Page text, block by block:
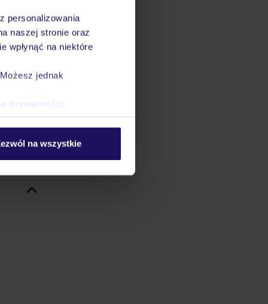
personalizowania
naszej stronie oraz
wpłynąć na niektóre
jednak
prywatności
na wszystkie